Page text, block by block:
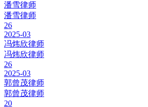
潘雪律师
潘雪律师
26
2025-03
冯炜欣律师
冯炜欣律师
26
2025-03
郭曾茂律师
郭曾茂律师
20